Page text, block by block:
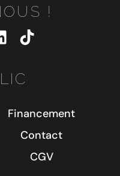
!
Financement
Contact
CGV